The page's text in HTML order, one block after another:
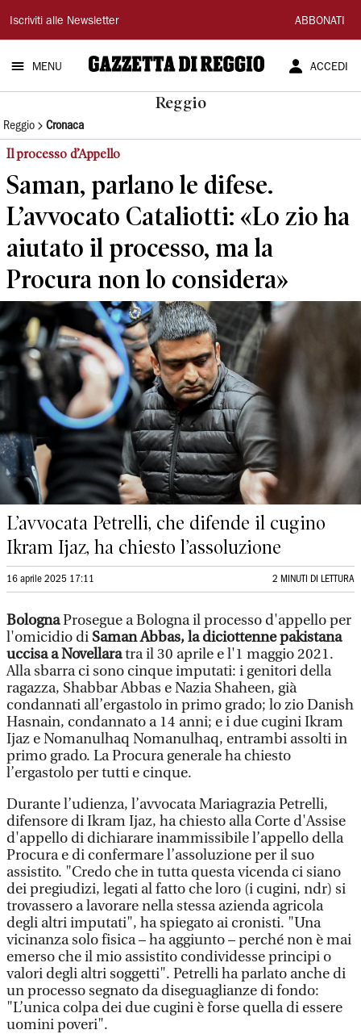
Gazzetta
di
Reggio
Iscriviti alle Newsletter ABBONATI
MENU ACCEDI
Reggio
Reggio Cronaca
Il processo d’Appello
Saman, parlano le difese.
L’avvocato Cataliotti: «Lo zio ha
aiutato il processo, ma la
Procura non lo considera»
L’avvocata Petrelli, che difende il cugino
Ikram Ijaz, ha chiesto l’assoluzione
16 aprile 2025 17:11 2 MINUTI DI LETTURA
BolognaProsegue a Bologna il processo d'appello per
l'omicidio di Saman Abbas, la diciottenne pakistana
uccisa a Novellaratra il 30 aprile e l'1 maggio 2021.
Alla sbarra ci sono cinque imputati: i genitori della
ragazza, Shabbar Abbas e Nazia Shaheen, già
condannati all’ergastolo in primo grado; lo zio Danish
Hasnain, condannato a 14 anni; e i due cugini Ikram
Ijaz e Nomanulhaq Nomanulhaq, entrambi assolti in
primo grado. La Procura generale ha chiesto
l’ergastolo per tutti e cinque.
Durante l’udienza, l’avvocata Mariagrazia Petrelli,
difensore di Ikram Ijaz, ha chiesto alla Corte d'Assise
d'appello di dichiarare inammissibile l’appello della
Procura e di confermare l’assoluzione per il suo
assistito. "Credo che in tutta questa vicenda ci siano
dei pregiudizi, legati al fatto che loro (i cugini, ndr) si
trovassero a lavorare nella stessa azienda agricola
degli altri imputati", ha spiegato ai cronisti. "Una
vicinanza solo fisica – ha aggiunto – perché non è mai
emerso che il mio assistito condividesse principi o
valori degli altri soggetti". Petrelli ha parlato anche di
un processo segnato da diseguaglianze di fondo:
"L’unica colpa dei due cugini è forse quella di essere
uomini poveri".